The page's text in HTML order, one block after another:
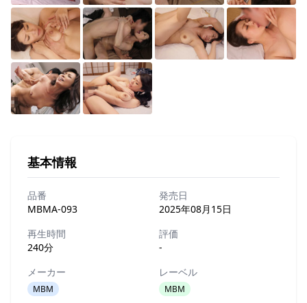
基本情報
品番
MBMA-093
発売日
2025年08月15日
再生時間
240分
評価
-
メーカー
MBM
レーベル
MBM